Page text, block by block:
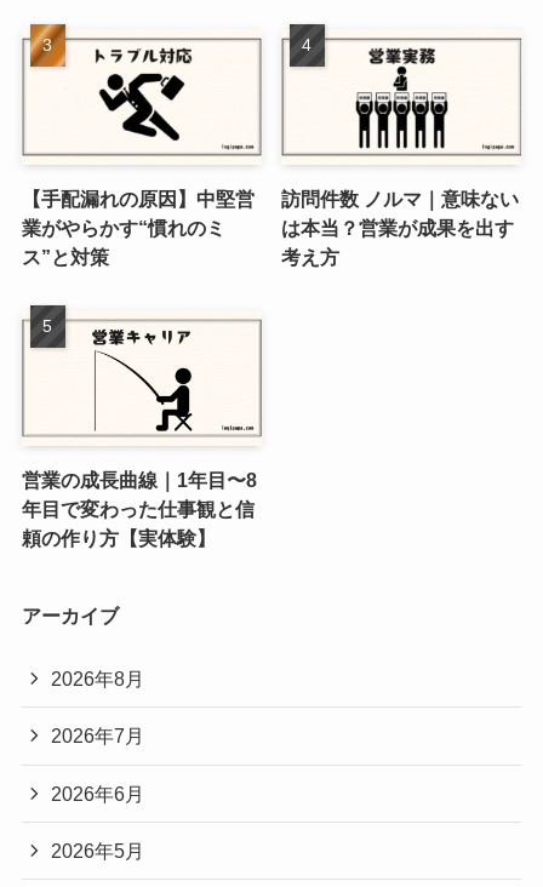
【手配漏れの原因】中堅営
業がやらかす“慣れのミ
ス”と対策
訪問件数 ノルマ｜意味ない
は本当？営業が成果を出す
考え方
営業の成長曲線｜1年目〜8
年目で変わった仕事観と信
頼の作り方【実体験】
アーカイブ
2026年8月
2026年7月
2026年6月
2026年5月